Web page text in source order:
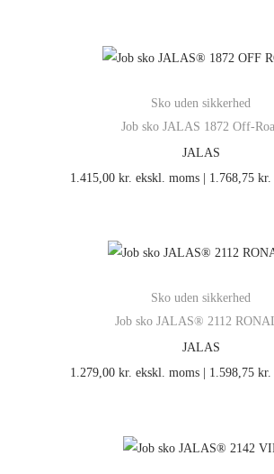
Sko uden sikkerhed
Job sko JALAS 1872 Off-
JALAS
1.415,00 kr. ekskl. moms | 1.768,75 kr.
Sko uden sikkerhed
Job sko JALAS® 2112
JALAS
1.279,00 kr. ekskl. moms | 1.598,75 kr.